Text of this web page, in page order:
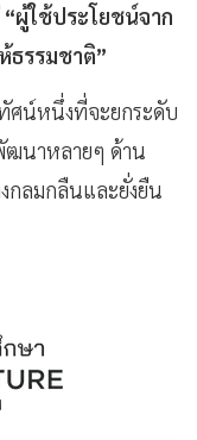
“ผู้ใช้ประโยชน์จาก
ธรรมชาติ”
ศน์หนึ่งที่จะยกระดับ
นาหลายๆ ด้าน
กลมกลืนและยั่งยืน